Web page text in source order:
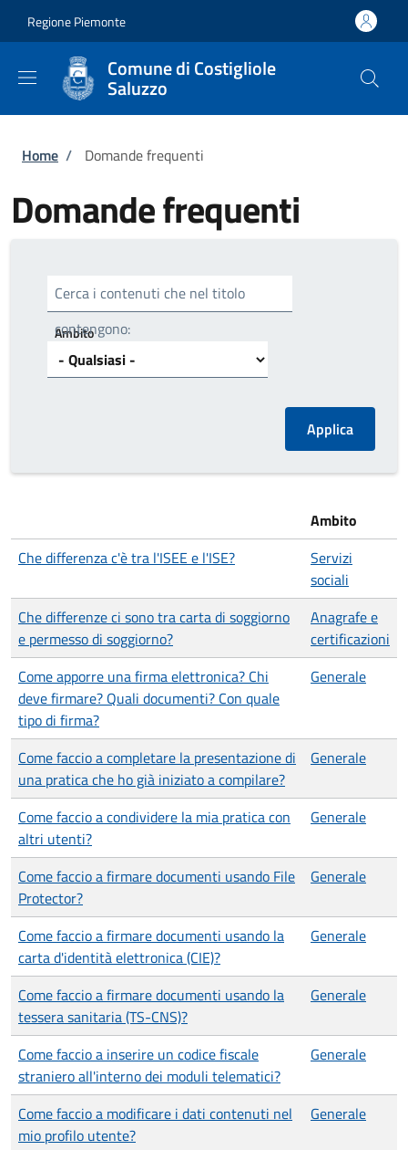
Regione Piemonte
Comune di Costigliole
Saluzzo
Briciole di pane
Home / Domande frequenti
Domande frequenti
Cerca i contenuti che nel titolo
contengono:
Ambito
Ambito
Che differenza c'è tra l'ISEE e l'ISE?
Servizi
sociali
Che differenze ci sono tra carta di soggiorno
e permesso di soggiorno?
Anagrafe e
certificazioni
Come apporre una firma elettronica? Chi
deve firmare? Quali documenti? Con quale
tipo di firma?
Generale
Come faccio a completare la presentazione di
una pratica che ho già iniziato a compilare?
Generale
Come faccio a condividere la mia pratica con
altri utenti?
Generale
Come faccio a firmare documenti usando File
Protector?
Generale
Come faccio a firmare documenti usando la
carta d'identità elettronica (CIE)?
Generale
Come faccio a firmare documenti usando la
tessera sanitaria (TS-CNS)?
Generale
Come faccio a inserire un codice fiscale
straniero all'interno dei moduli telematici?
Generale
Come faccio a modificare i dati contenuti nel
mio profilo utente?
Generale